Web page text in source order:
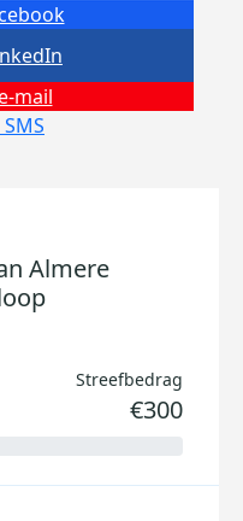
mail
Almere
Streefbedrag
€300